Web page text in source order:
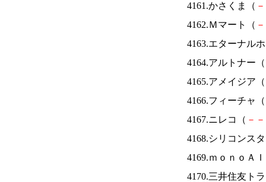
4161.かさくま（ －
4162.Ｍマート（ －
4163.エターナル
4164.アルトナー（
4165.アメイジア（
4166.フィーチャ（
4167.ニレコ（ － －
4168.シリコンス
4169.ｍｏｎｏＡ
4170.三井住友ト